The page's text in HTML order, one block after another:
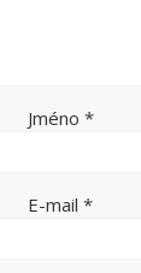
Jméno *
E-mail *